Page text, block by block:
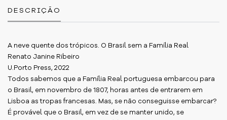
DESCRIÇÃO
A neve quente dos trópicos. O Brasil sem a Família Real
Renato Janine Ribeiro
U.Porto Press, 2022
Todos sabemos que a Família Real portuguesa embarcou para
o Brasil, em novembro de 1807, horas antes de entrarem em
Lisboa as tropas francesas. Mas, se não conseguisse embarcar?
É provável que o Brasil, em vez de se manter unido, se